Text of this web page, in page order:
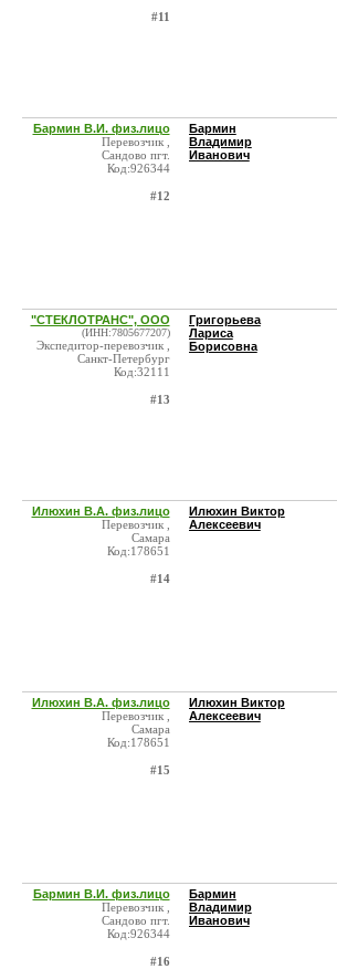
#11
Бармин В.И. физ.лицо
Перевозчик ,
Сандово пгт.
Код:926344
#12
Бармин
Владимир
Иванович
"СТЕКЛОТРАНС", ООО
(ИНН:7805677207)
Экспедитор-перевозчик ,
Санкт-Петербург
Код:32111
#13
Григорьева
Лариса
Борисовна
Илюхин В.А. физ.лицо
Перевозчик ,
Самара
Код:178651
#14
Илюхин Виктор
Алексеевич
Илюхин В.А. физ.лицо
Перевозчик ,
Самара
Код:178651
#15
Илюхин Виктор
Алексеевич
Бармин В.И. физ.лицо
Перевозчик ,
Сандово пгт.
Код:926344
#16
Бармин
Владимир
Иванович